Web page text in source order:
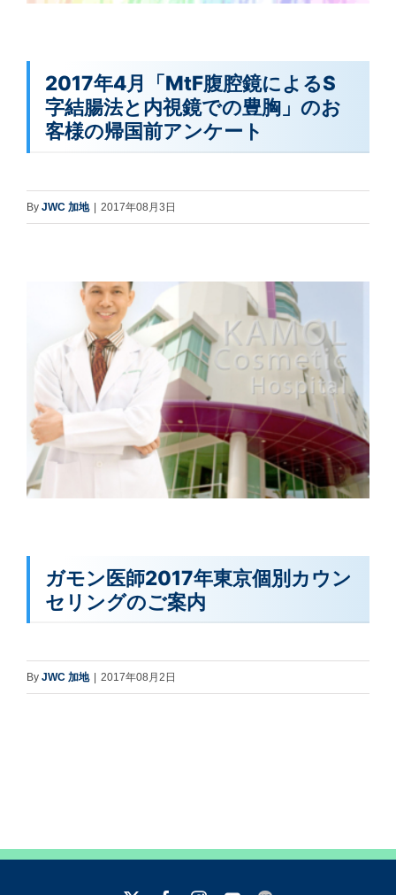
2017年4月「MtF腹腔鏡によるS
字結腸法と内視鏡での豊胸」のお
客様の帰国前アンケート
By JWC 加地 2017年08月3日
ガモン医師2017年東京個別カウン
セリングのご案内
By JWC 加地 2017年08月2日